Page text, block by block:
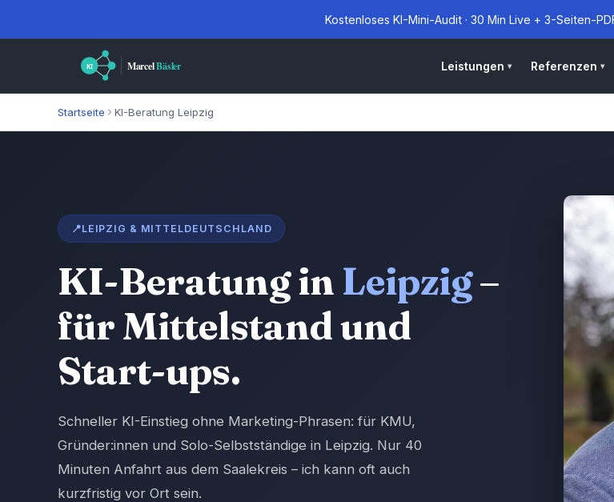
Kostenloses KI-Mini-Audit · 30 Min Live + 3-Seiten-
Leistungen Referenzen
Startseite KI-Beratung Leipzig
📍LEIPZIG & MITTELDEUTSCHLAND
KI-Beratung in Leipzig–
für Mittelstand und
Start-ups.
Schneller KI-Einstieg ohne Marketing-Phrasen: für KMU,
Gründer:innen und Solo-Selbstständige in Leipzig. Nur 40
Minuten Anfahrt aus dem Saalekreis – ich kann oft auch
kurzfristig vor Ort sein.